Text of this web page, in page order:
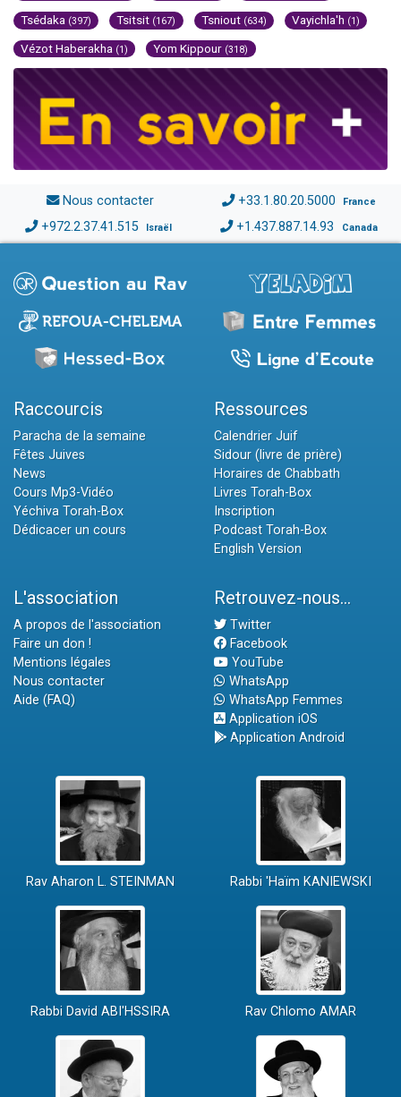
Tsédaka (397) Tsitsit (167) Tsniout (634) Vayichla'h (1)
Vézot Haberakha (1) Yom Kippour (318)
Nous contacter +33.1.80.20.5000 France
+972.2.37.41.515 Israël +1.437.887.14.93 Canada
Raccourcis
Paracha de la semaine
Fêtes Juives
News
Cours Mp3-Vidéo
Yéchiva Torah-Box
Dédicacer un cours
Ressources
Calendrier Juif
Sidour (livre de prière)
Horaires de Chabbath
Livres Torah-Box
Inscription
Podcast Torah-Box
English Version
L'association
A propos de l'association
Faire un don !
Mentions légales
Nous contacter
Aide (FAQ)
Retrouvez-nous...
Twitter
Facebook
YouTube
WhatsApp
WhatsApp Femmes
Application iOS
Application Android
Rav Aharon L. STEINMAN Rabbi 'Haïm KANIEWSKI
Rabbi David ABI'HSSIRA Rav Chlomo AMAR